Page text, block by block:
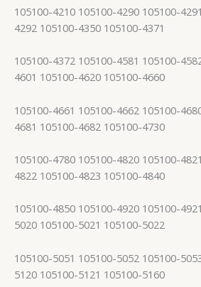
105100-4210 105100-4290 105100-
4292 105100-4350 105100-4371
105100-4372 105100-4581 105100-
4601 105100-4620 105100-4660
105100-4661 105100-4662 105100-
4681 105100-4682 105100-4730
105100-4780 105100-4820 105100-
4822 105100-4823 105100-4840
105100-4850 105100-4920 105100-
5020 105100-5021 105100-5022
105100-5051 105100-5052 105100-
5120 105100-5121 105100-5160